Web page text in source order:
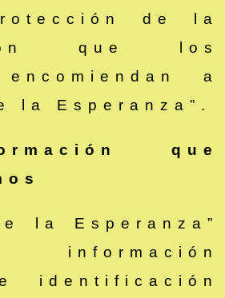
de la
que los
a
la Esperanza”.
que
la Esperanza”
información
identificación